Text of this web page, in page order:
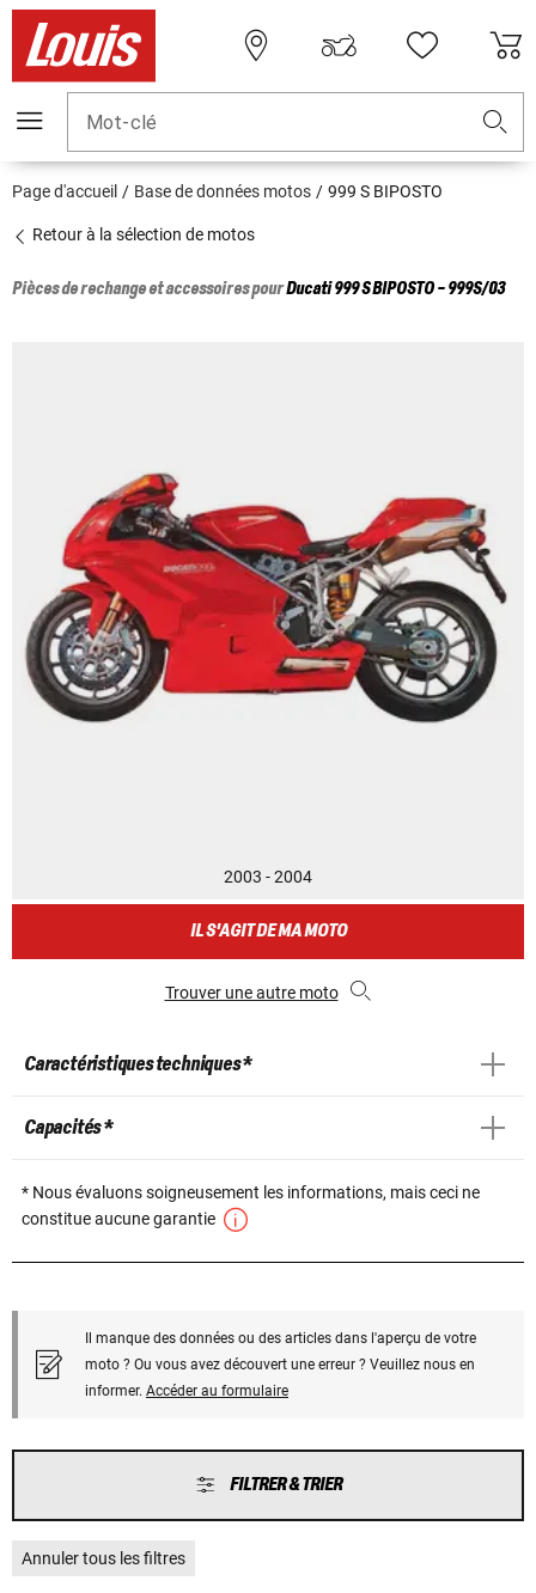
Mot-clé
Page d'accueil Base de données motos 999 S BIPOSTO
Retour à la sélection de motos
Pièces de rechange et accessoires pourDucati999 S BIPOSTO - 999S/03
2003 - 2004
IL S'AGIT DE MA MOTO
Trouver une autre moto
Caractéristiques techniques *
Capacités *
* Nous évaluons soigneusement les informations, mais ceci ne
constitue aucune garantie
Il manque des données ou des articles dans l'aperçu de votre
moto ? Ou vous avez découvert une erreur ? Veuillez nous en
informer. Accéder au formulaire
FILTRER & TRIER
Annuler tous les filtres